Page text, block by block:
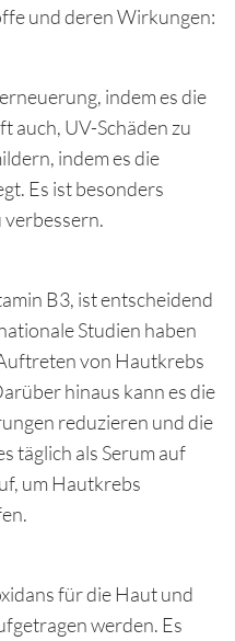
und deren Wirkungen:
indem es die
auch, UV-Schäden zu
indem es die
Es ist besonders
B3, ist entscheidend
Studien haben
von Hautkrebs
hinaus kann es die
reduzieren und die
täglich als Serum auf
um Hautkrebs
für die Haut und
werden. Es